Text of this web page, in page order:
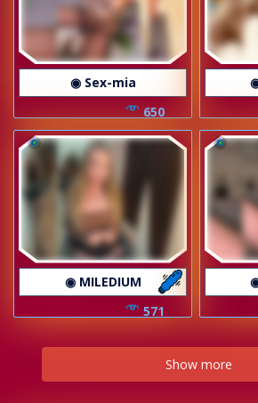
◉ Sex-mia
650
◉ MILEDIUM
571
Show more